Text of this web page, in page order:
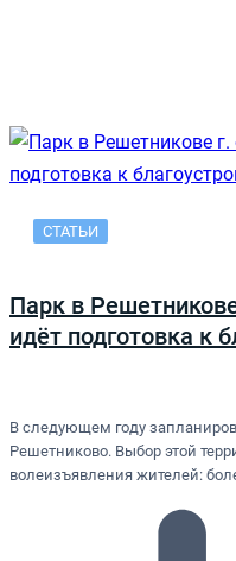
СТАТЬИ
Парк в
идёт подготовка к
В следующем году
Решетниково. Выбор этой
волеизъявления жителей: